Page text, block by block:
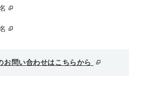
お問い合わせはこちらから